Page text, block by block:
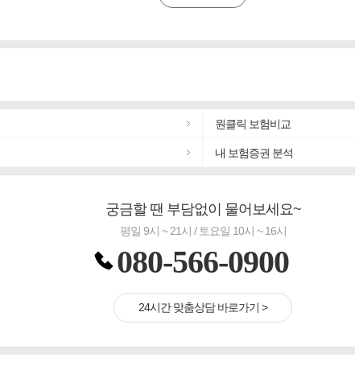
원클릭 보험비교
내 보험증권 분석
궁금할 땐 부담없이 물어보세요~
평일 9시 ~ 21시 / 토요일 10시 ~ 16시
080-566-0900
24시간 맞춤상담 바로가기 >